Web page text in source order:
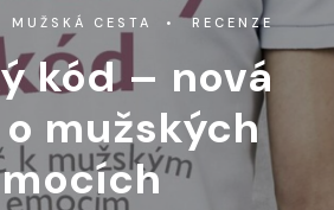
MUŽSKÁ CESTA RECENZE
kód – nová
mužských